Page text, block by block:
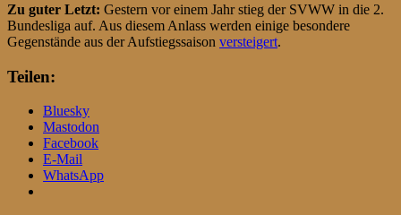
Zu guter Letzt: Gestern vor einem Jahr stieg der SVWW in die 2.
Bundesliga auf. Aus diesem Anlass werden einige besondere
Gegenstände aus der Aufstiegssaison versteigert.
Teilen:
Bluesky
Mastodon
Facebook
E-Mail
WhatsApp